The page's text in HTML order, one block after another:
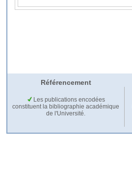
Référencement
Les publications encodées
constituent la bibliographie académique
de l'Université.